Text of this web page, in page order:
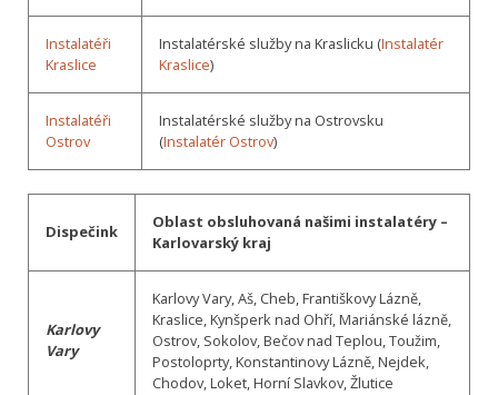
Instalatéři
Kraslice
Instalatérské služby na Kraslicku (Instalatér
Kraslice)
Instalatéři
Ostrov
Instalatérské služby na Ostrovsku
(Instalatér Ostrov)
Dispečink
Oblast obsluhovaná našimi instalatéry –
Karlovarský kraj
Karlovy
Vary
Karlovy Vary, Aš, Cheb, Františkovy Lázně,
Kraslice, Kynšperk nad Ohří, Mariánské lázně,
Ostrov, Sokolov, Bečov nad Teplou, Toužim,
Postoloprty, Konstantinovy Lázně, Nejdek,
Chodov, Loket, Horní Slavkov, Žlutice